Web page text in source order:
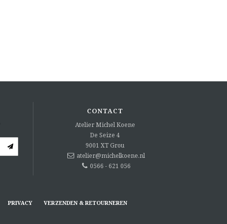
CONTACT
Atelier Michel Koene
De Seize 4
9001 XT Grou
atelier@michelkoene.nl
0566 - 621 056
PRIVACY
VERZENDEN & RETOURNEREN